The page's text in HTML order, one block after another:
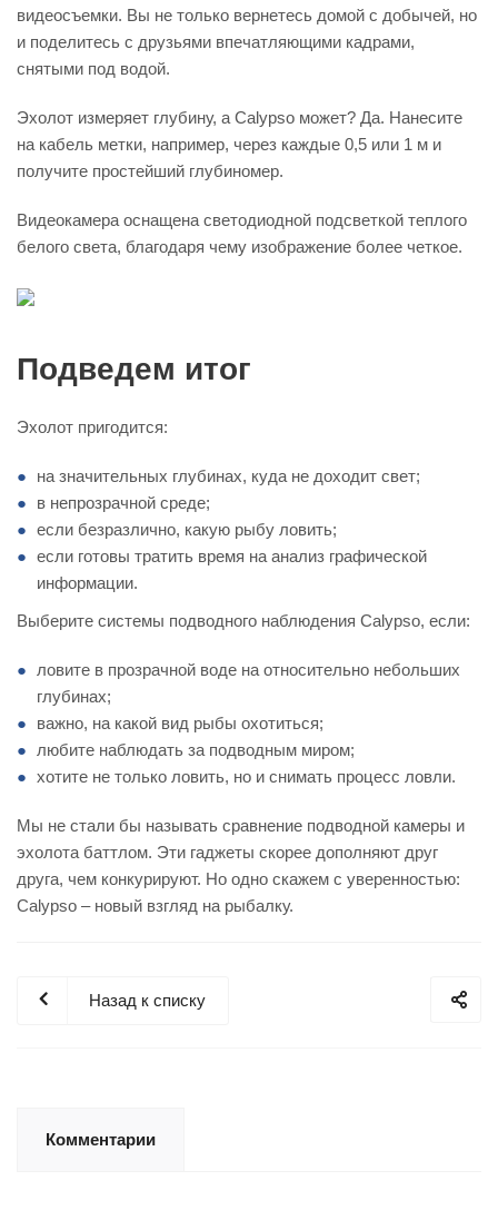
видеосъемки. Вы не только вернетесь домой с добычей, но
и поделитесь с друзьями впечатляющими кадрами,
снятыми под водой.
Эхолот измеряет глубину, а Calypso может? Да. Нанесите
на кабель метки, например, через каждые 0,5 или 1 м и
получите простейший глубиномер.
Видеокамера оснащена светодиодной подсветкой теплого
белого света, благодаря чему изображение более четкое.
Подведем итог
Эхолот пригодится:
на значительных глубинах, куда не доходит свет;
в непрозрачной среде;
если безразлично, какую рыбу ловить;
если готовы тратить время на анализ графической
информации.
Выберите системы подводного наблюдения Calypso, если:
ловите в прозрачной воде на относительно небольших
глубинах;
важно, на какой вид рыбы охотиться;
любите наблюдать за подводным миром;
хотите не только ловить, но и снимать процесс ловли.
Мы не стали бы называть сравнение подводной камеры и
эхолота баттлом. Эти гаджеты скорее дополняют друг
друга, чем конкурируют. Но одно скажем с уверенностью:
Calypso – новый взгляд на рыбалку.
Назад к списку
Комментарии